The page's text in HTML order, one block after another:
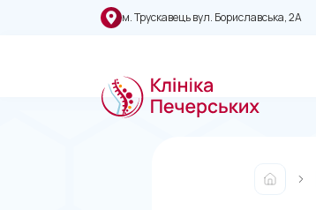
м. Трускавець вул. Бориславська, 2А